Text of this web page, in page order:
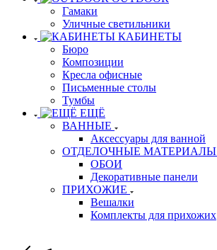
Гамаки
Уличные светильники
КАБИНЕТЫ
Бюро
Композиции
Кресла офисные
Письменные столы
Тумбы
ЕЩЁ
ВАННЫЕ
Аксессуары для ванной
ОТДЕЛОЧНЫЕ МАТЕРИАЛЫ
ОБОИ
Декоративные панели
ПРИХОЖИЕ
Вешалки
Комплекты для прихожих